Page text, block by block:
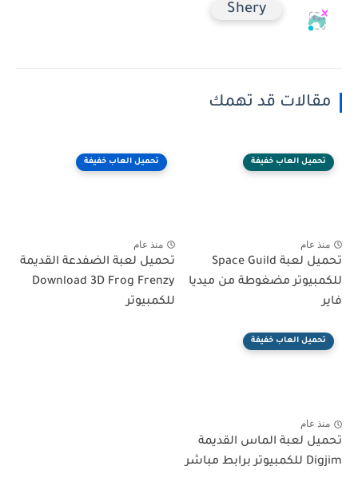
Shery
مقالات قد تهمك
تحميل العاب خفيفة
منذ عام
تحميل لعبة Space Guild
للكمبيوتر مضغوطة من ميديا
فاير
تحميل العاب خفيفة
منذ عام
تحميل لعبة الضفدعة القديمة
Download 3D Frog Frenzy
للكمبيوتر
تحميل العاب خفيفة
منذ عام
تحميل لعبة الماس القديمة
Digjim للكمبيوتر برابط مباشر